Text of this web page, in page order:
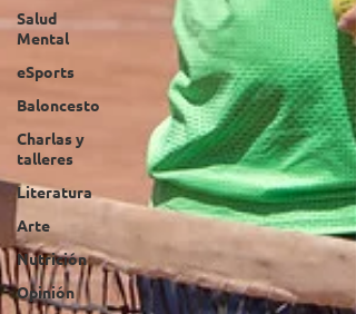
Salud
Mental
eSports
Baloncesto
Charlas y
talleres
Literatura
Arte
Nutrición
Opinión